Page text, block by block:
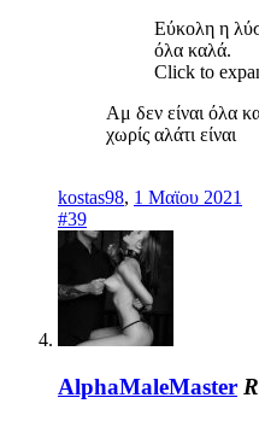
Εύκολη η
όλα καλά.
Click to
Αμ δεν είναι όλα
χωρίς αλάτι είναι
kostas98, 1 Μαϊου 2021
#39
AlphaMaleMaster